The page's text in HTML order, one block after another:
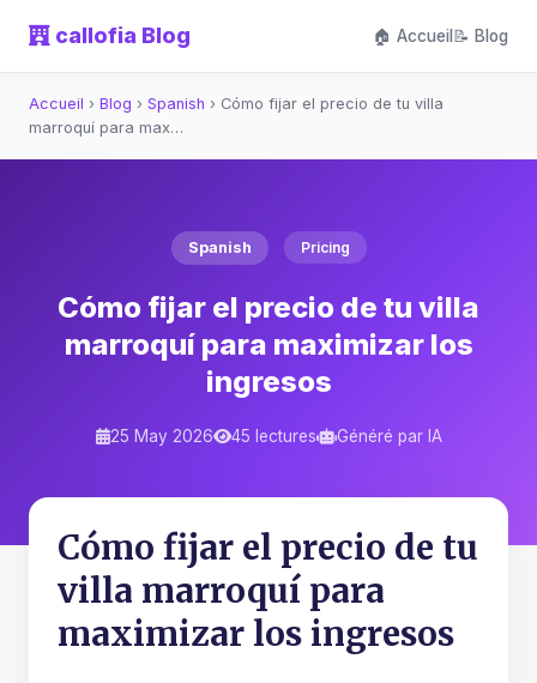
callofia Blog 🏠 Accueil📝 Blog
Accueil › Blog › Spanish › Cómo fijar el precio de tu villa
marroquí para max…
Spanish Pricing
Cómo fijar el precio de tu villa
marroquí para maximizar los
ingresos
25 May 2026 45 lectures Généré par IA
Cómo fijar el precio de tu
villa marroquí para
maximizar los ingresos